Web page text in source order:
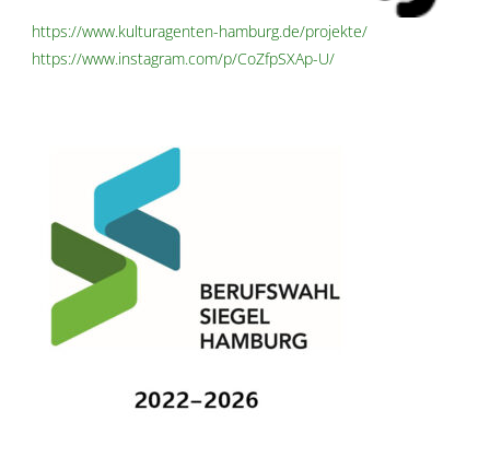
https://www.kulturagenten-hamburg.de/projekte/
https://www.instagram.com/p/CoZfpSXAp-U/